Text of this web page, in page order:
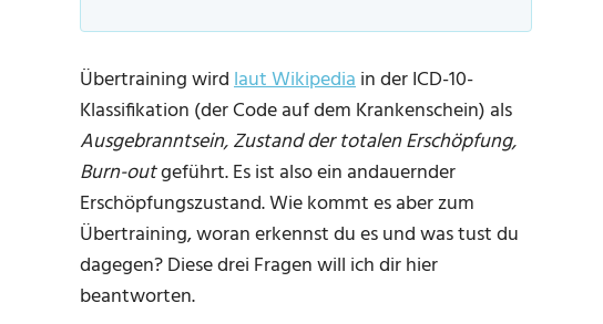
Übertraining wirdlaut Wikipediain der ICD-10-
Klassifikation (der Code auf dem Krankenschein) als
Ausgebranntsein, Zustand der totalen Erschöpfung,
Burn-outgeführt. Es ist also ein andauernder
Erschöpfungszustand. Wie kommt es aber zum
Übertraining, woran erkennst du es und was tust du
dagegen? Diese drei Fragen will ich dir hier
beantworten.